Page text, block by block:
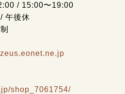
/ 15:00〜19:00
午後休
shop_7061754/